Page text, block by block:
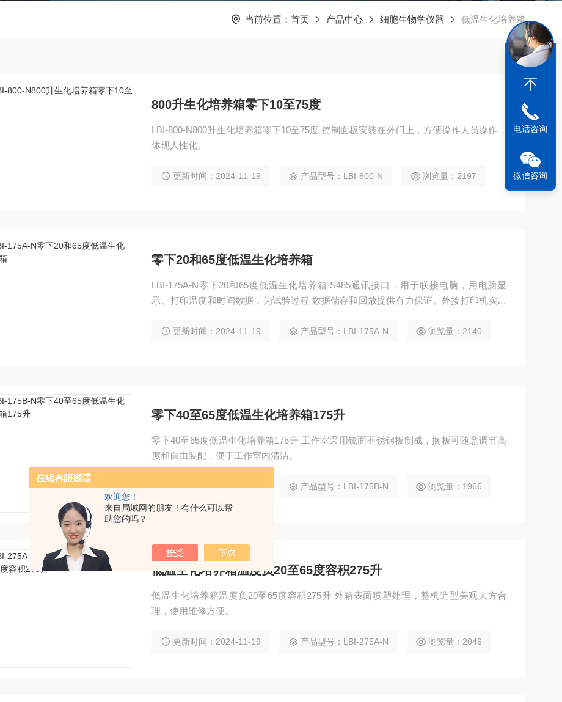
欢迎您！
来自局域网的朋友！有什么可以帮
助您的吗？
当前位置： 首页 产品中心 细胞生物学仪器 低温生化培养箱
800升生化培养箱零下10至75度
LBI-800-N800升生化培养箱零下10至75度 控制面板安装在外门上，方便操作人员操作，
体现人性化。
更新时间：2024-11-19 产品型号：LBI-800-N 浏览量：2197
零下20和65度低温生化培养箱
LBI-175A-N零下20和65度低温生化培养箱 S485通讯接口，用于联接电脑，用电脑显
示、打印温度和时间数据，为试验过程 数据储存和回放提供有力保证。外接打印机实时
更新时间：2024-11-19 产品型号：LBI-175A-N 浏览量：2140
零下40至65度低温生化培养箱175升
零下40至65度低温生化培养箱175升 工作室采用镜面不锈钢板制成，搁板可随意调节高
度和自由装配，便于工作室内清洁。
更新时间：2024-11-19 产品型号：LBI-175B-N 浏览量：1966
低温生化培养箱温度负20至65度容积275升
低温生化培养箱温度负20至65度容积275升 外箱表面喷塑处理，整机造型美观大方合
理，使用维修方便。
更新时间：2024-11-19 产品型号：LBI-275A-N 浏览量：2046
电话咨询
微信咨询